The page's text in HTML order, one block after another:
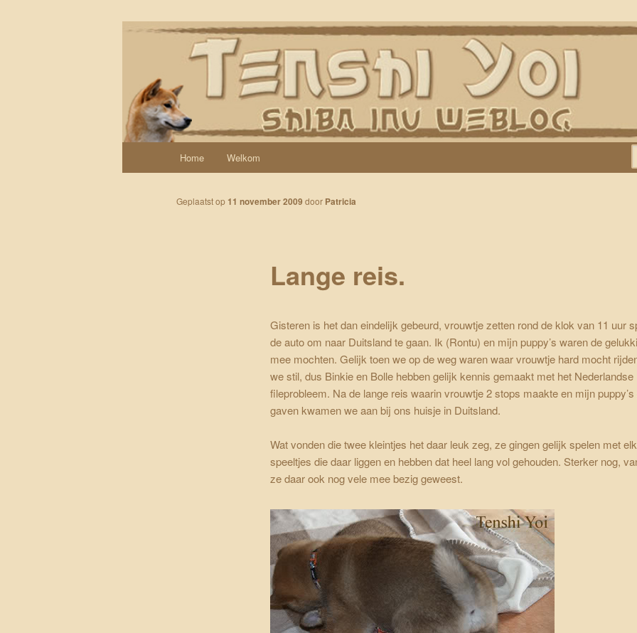
Spring naar de primaire inhoud
Tenshi Yoi
Een weblog over onze Shiba’s (Keiko, Rontu, Miyuki, Tatsu en Yumi)
Home Welkom
Lange reis.
Geplaatst op 11 november 2009 door Patricia
Gisteren is het dan eindelijk gebeurd, vrouwtje zetten rond de klok van 11 uur
de auto om naar Duitsland te gaan. Ik (Rontu) en mijn puppy’s waren de
mee mochten. Gelijk toen we op de weg waren waar vrouwtje hard mocht
we stil, dus Binkie en Bolle hebben gelijk kennis gemaakt met het Nederlandse
fileprobleem. Na de lange reis waarin vrouwtje 2 stops maakte en mijn
gaven kwamen we aan bij ons huisje in Duitsland.
Wat vonden die twee kleintjes het daar leuk zeg, ze gingen gelijk spelen met
speeltjes die daar liggen en hebben dat heel lang vol gehouden. Sterker nog,
ze daar ook nog vele mee bezig geweest.